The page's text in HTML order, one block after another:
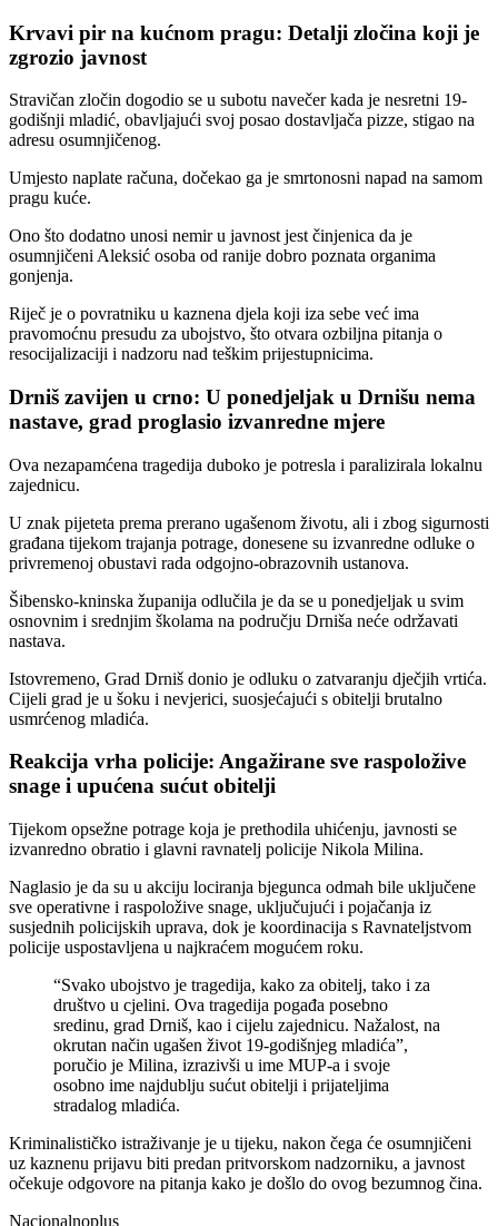
Krvavi pir na kućnom pragu: Detalji zločina koji je
zgrozio javnost
Stravičan zločin dogodio se u subotu navečer kada je nesretni 19-
godišnji mladić, obavljajući svoj posao dostavljača pizze, stigao na
adresu osumnjičenog.
Umjesto naplate računa, dočekao ga je smrtonosni napad na samom
pragu kuće.
Ono što dodatno unosi nemir u javnost jest činjenica da je
osumnjičeni Aleksić osoba od ranije dobro poznata organima
gonjenja.
Riječ je o povratniku u kaznena djela koji iza sebe već ima
pravomoćnu presudu za ubojstvo, što otvara ozbiljna pitanja o
resocijalizaciji i nadzoru nad teškim prijestupnicima.
Drniš zavijen u crno: U ponedjeljak u Drnišu nema
nastave, grad proglasio izvanredne mjere
Ova nezapamćena tragedija duboko je potresla i paralizirala lokalnu
zajednicu.
U znak pijeteta prema prerano ugašenom životu, ali i zbog sigurnosti
građana tijekom trajanja potrage, donesene su izvanredne odluke o
privremenoj obustavi rada odgojno-obrazovnih ustanova.
Šibensko-kninska županija odlučila je da se u ponedjeljak u svim
osnovnim i srednjim školama na području Drniša neće održavati
nastava.
Istovremeno, Grad Drniš donio je odluku o zatvaranju dječjih vrtića.
Cijeli grad je u šoku i nevjerici, suosjećajući s obitelji brutalno
usmrćenog mladića.
Reakcija vrha policije: Angažirane sve raspoložive
snage i upućena sućut obitelji
Tijekom opsežne potrage koja je prethodila uhićenju, javnosti se
izvanredno obratio i glavni ravnatelj policije Nikola Milina.
Naglasio je da su u akciju lociranja bjegunca odmah bile uključene
sve operativne i raspoložive snage, uključujući i pojačanja iz
susjednih policijskih uprava, dok je koordinacija s Ravnateljstvom
policije uspostavljena u najkraćem mogućem roku.
“Svako ubojstvo je tragedija, kako za obitelj, tako i za
društvo u cjelini. Ova tragedija pogađa posebno
sredinu, grad Drniš, kao i cijelu zajednicu. Nažalost, na
okrutan način ugašen život 19-godišnjeg mladića”,
poručio je Milina, izrazivši u ime MUP-a i svoje
osobno ime najdublju sućut obitelji i prijateljima
stradalog mladića.
Kriminalističko istraživanje je u tijeku, nakon čega će osumnjičeni
uz kaznenu prijavu biti predan pritvorskom nadzorniku, a javnost
očekuje odgovore na pitanja kako je došlo do ovog bezumnog čina.
Nacionalnoplus